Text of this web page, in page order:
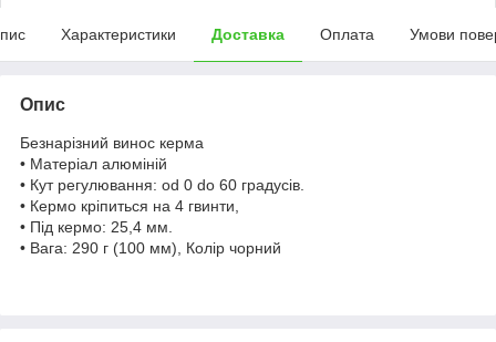
Характеристики Доставка Оплата Умови
Опис
Безнарізний винос керма
• Матеріал алюміній
• Кут регулювання: od 0 do 60 градусів.
• Кермо кріпиться на 4 гвинти,
• Під кермо: 25,4 мм.
• Вага: 290 г (100 мм), Колір чорний